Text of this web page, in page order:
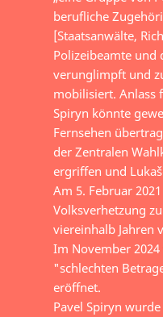
berufliche
[Staatsanwälte,
Polizeibeamte
verunglimpft und
mobilisiert. Anlass
Spiryn könnte
Fernsehen
der Zentralen
ergriffen und
Am 5. Februar
Volksverhetzung
viereinhalb Jahren
Im November
"schlechten
eröffnet.
Pavel Spiryn